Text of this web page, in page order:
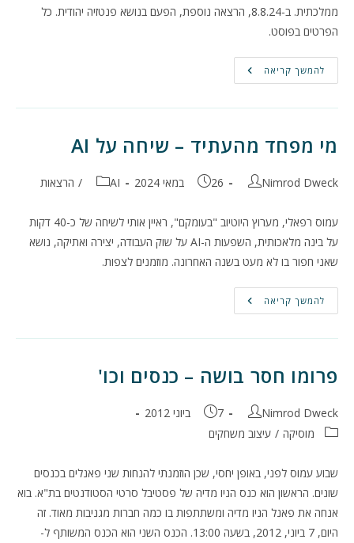
ממלכתית. ב-8.8.24, הרצאה נוספת, הפעם בנושא פנטזיה יהודית. כל
הפרטים בפוסט.
להמשך קריאה הרצאות,
טורי
מי מפחד מהעתיד – שיחה על AI
מחבר:
Nimrod Dweck פורסם:
26 במאי 2024 קטגוריה:
AI
/ הרצאות
עמוס רפאלי, מערוץ היוטיוב "בעומקם", ראיין אותי לשיחה של כ-40 דקות
על בינה מלאכותית, השפעות ה-AI על שוק העבודה, יצירה ואתיקה, נושא
שאני חפור בו לא מעט בשנה האחרונה. מוזמנים לצפות.
להמשך קריאה
מפחד
פרומו חסר בושה – כנסים וכו'
מחבר:
Nimrod Dweck פורסם:
7 ביוני 2012
קטגוריה:מוסיקה / עיצוב משחקים
שבוע עמוס לפני, באופן יחסי, שכן הוזמנתי להנחות שני פאנלים בכנסים
שונים. הראשון הוא כנס הניו מדיה של פסטיבל סרטי הסטודנטים בת"א. בוא
אנחה את פאנל הניו מדיה ומשתתפות בו כמה חברות מגניבות מאוד. זה
היום, 7 ביוני, 2012, בשעה 13:00. הכנס השני הוא הכנס המשותף ל-